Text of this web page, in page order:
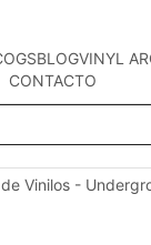
BLOGVINYL
CONTACTO
Search
input
Vinilos -